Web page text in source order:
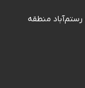
رودبار به رستم‌آباد منطقه